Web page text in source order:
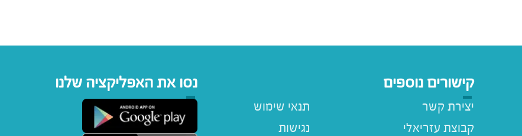
קישורים נוספים
תנאי שימוש
נגישות
יצירת קשר
קבוצת עזריאלי
נסו את האפליקציה שלנו